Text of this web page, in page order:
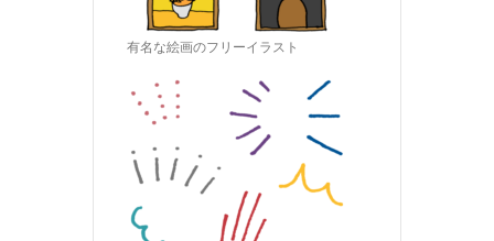
有名な絵画のフリーイラスト